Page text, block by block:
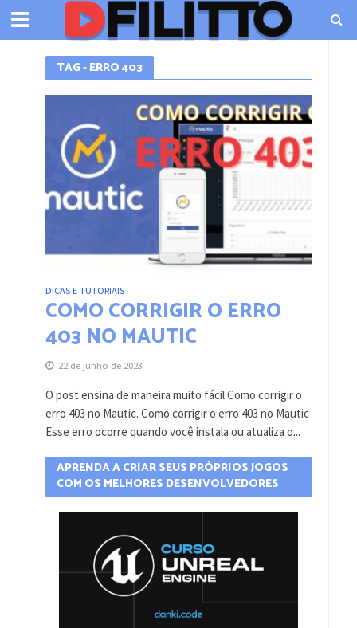
TAG - ERRO 403
DICAS E TUTORIAIS
COMO CORRIGIR O ERRO
403 NO MAUTIC
22 de junho de 2023
O post ensina de maneira muito fácil Como corrigir o
erro 403 no Mautic. Como corrigir o erro 403 no Mautic
Esse erro ocorre quando você instala ou atualiza o...
APRENDA A CRIAR SEUS PRÓPRIOS JOGOS
COM OS MELHORES DESENVOLVEDORES